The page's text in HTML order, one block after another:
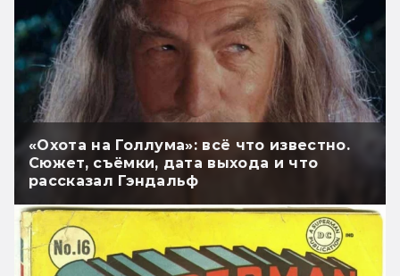
«Охота на Голлума»: всё что известно.
Сюжет, съёмки, дата выхода и что
рассказал Гэндальф